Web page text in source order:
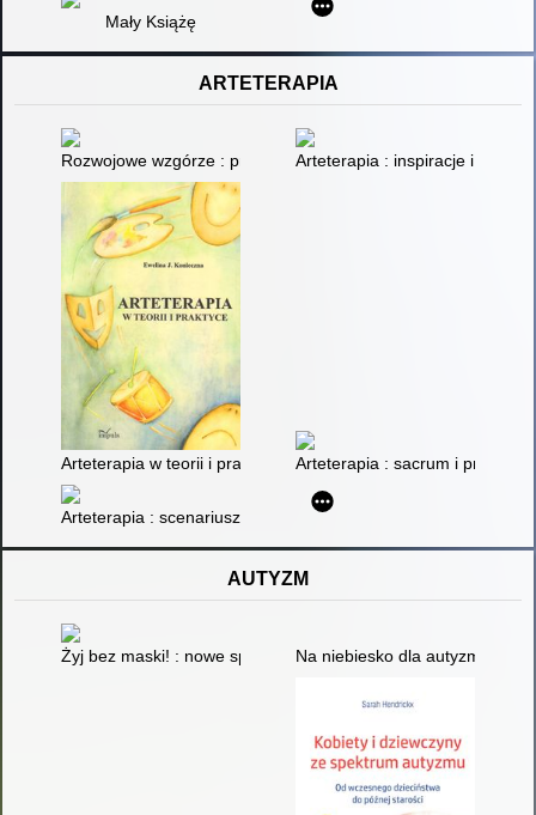
Mały Książę
ARTETERAPIA
Rozwojowe wzgórze : program rozwoju osobistego dla dzieci
Arteterapia : inspiracje i
Arteterapia w teorii i praktyce Arteterapia : sacrum i profanum
Arteterapia : scenariusze zajęć
AUTYZM
Żyj bez maski! : nowe spojrzenie na ADHD, autyzm i
Na niebiesko dla autyzmu!